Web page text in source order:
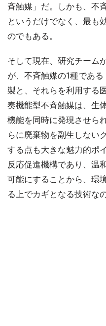
斉触媒」だ。しかも、不
というだけでなく、最も
のでもある。
そして現在、研究チーム
が、不斉触媒の1種であ
製と、それらを利用する
奏機能型不斉触媒は、生
機能を同時に発現させら
らに廃棄物を副生しない
する点も大きな魅力的ポ
反応促進機構であり、温
可能にすることから、環
る上でカギとなる技術な